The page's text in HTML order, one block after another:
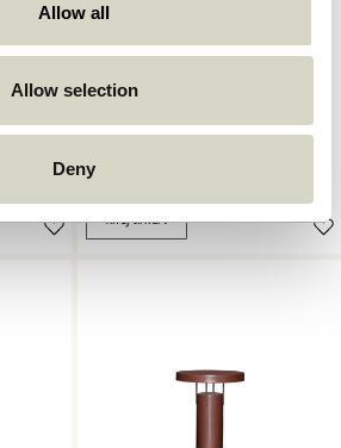
Allow all
Allow selection
Deny
Mush Transportabel Lampe
749,00
Tilføj til kurv